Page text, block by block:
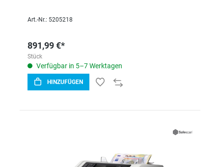
Art.-Nr.: 5205218
891,99 €*
Stück
Verfügbar in 5–7 Werktagen
HINZUFÜGEN